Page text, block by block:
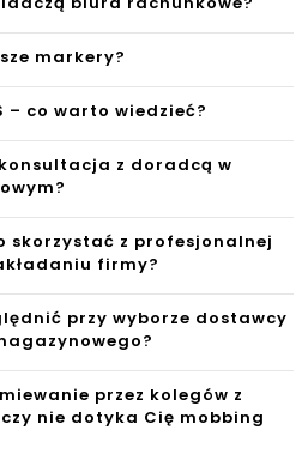
markery?
– co warto wiedzieć?
z doradcą w
skorzystać z profesjonalnej
firmy?
przy wyborze dostawcy
przez kolegów z
nie dotyka Cię mobbing